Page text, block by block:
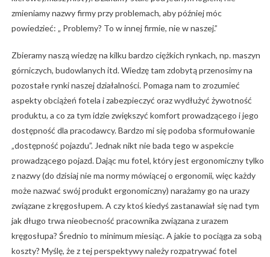
zmieniamy nazwy firmy przy problemach, aby później móc
powiedzieć: „ Problemy? To w innej firmie, nie w naszej.”
Zbieramy naszą wiedzę na kilku bardzo ciężkich rynkach, np. maszyn
górniczych, budowlanych itd. Wiedzę tam zdobytą przenosimy na
pozostałe rynki naszej działalności. Pomaga nam to zrozumieć
aspekty obciążeń fotela i zabezpieczyć oraz wydłużyć żywotność
produktu, a co za tym idzie zwiększyć komfort prowadzącego i jego
dostępność dla pracodawcy. Bardzo mi się podoba sformułowanie
„dostępność pojazdu”. Jednak nikt nie bada tego w aspekcie
prowadzącego pojazd. Dając mu fotel, który jest ergonomiczny tylko
z nazwy (do dzisiaj nie ma normy mówiącej o ergonomii, więc każdy
może nazwać swój produkt ergonomiczny) narażamy go na urazy
związane z kręgosłupem. A czy ktoś kiedyś zastanawiał się nad tym
jak długo trwa nieobecność pracownika związana z urazem
kręgosłupa? Średnio to minimum miesiąc. A jakie to pociąga za sobą
koszty? Myślę, że z tej perspektywy należy rozpatrywać fotel